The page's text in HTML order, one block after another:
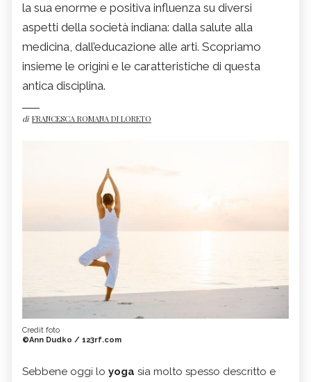
la sua enorme e positiva influenza su diversi
aspetti della società indiana: dalla salute alla
medicina, dall’educazione alle arti. Scopriamo
insieme le origini e le caratteristiche di questa
antica disciplina.
di FRANCESCA ROMANA DI LORETO
Credit foto
©Ann Dudko / 123rf.com
Sebbene oggi lo yoga sia molto spesso descritto e